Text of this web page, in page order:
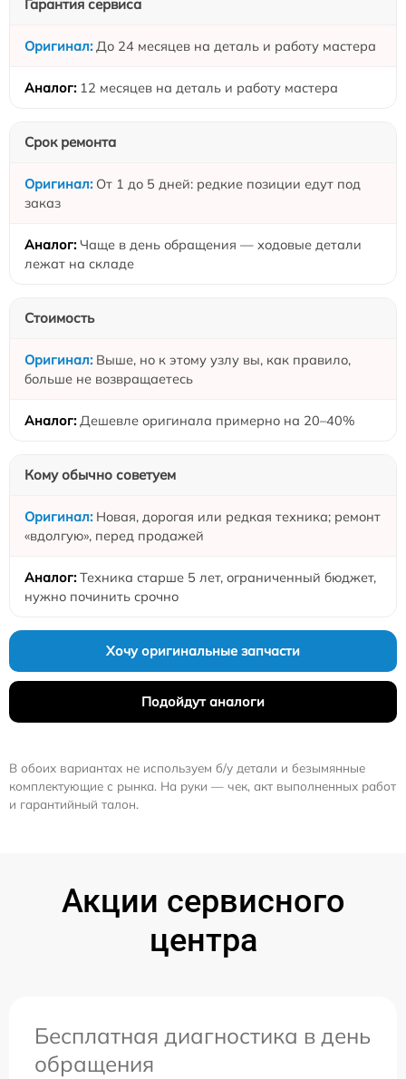
Гарантия сервиса
До 24 месяцев на деталь и работу мастера
12 месяцев на деталь и работу мастера
Срок ремонта
От 1 до 5 дней: редкие позиции едут под
заказ
Чаще в день обращения — ходовые детали
лежат на складе
Стоимость
Выше, но к этому узлу вы, как правило,
больше не возвращаетесь
Дешевле оригинала примерно на 20–40%
Кому обычно советуем
Новая, дорогая или редкая техника; ремонт
«вдолгую», перед продажей
Техника старше 5 лет, ограниченный бюджет,
нужно починить срочно
Хочу оригинальные запчасти
Подойдут аналоги
В обоих вариантах не используем б/у детали и безымянные
комплектующие с рынка. На руки — чек, акт выполненных работ
и гарантийный талон.
Акции сервисного
центра
Бесплатная диагностика в день
обращения